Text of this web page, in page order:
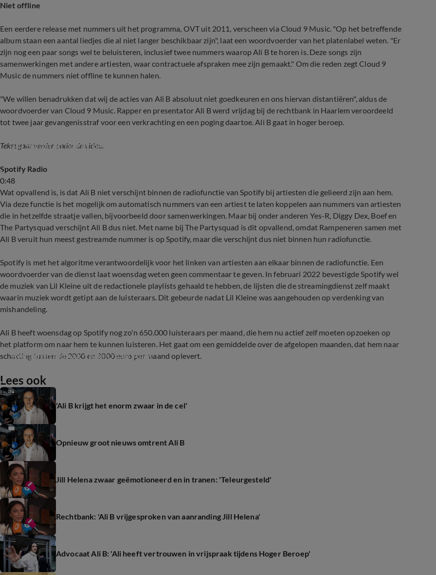
Niet offline
Een eerdere release met nummers uit het programma, OVT uit 2011, verscheen via Cloud 9 Music. "Op het betreffende
album staan een aantal liedjes die al niet langer beschikbaar zijn", laat een woordvoerder van het platenlabel weten. "Er
zijn nog een paar songs wel te beluisteren, inclusief twee nummers waarop Ali B te horen is. Deze songs zijn
samenwerkingen met andere artiesten, waar contractuele afspraken mee zijn gemaakt." Om die reden zegt Cloud 9
Music de nummers niet offline te kunnen halen.
"We willen benadrukken dat wij de acties van Ali B absoluut niet goedkeuren en ons hiervan distantiëren", aldus de
woordvoerder van Cloud 9 Music. Rapper en presentator Ali B werd vrijdag bij de rechtbank in Haarlem veroordeeld
tot twee jaar gevangenisstraf voor een verkrachting en een poging daartoe. Ali B gaat in hoger beroep.
Tekst gaat verder onder de video.
0:48
Ali B gaat in hoger beroep na veroordeling
Spotify Radio
Wat opvallend is, is dat Ali B niet verschijnt binnen de radiofunctie van Spotify bij artiesten die gelieerd zijn aan hem.
Via deze functie is het mogelijk om automatisch nummers van een artiest te laten koppelen aan nummers van artiesten
die in hetzelfde straatje vallen, bijvoorbeeld door samenwerkingen. Maar bij onder anderen Yes-R, Diggy Dex, Boef en
The Partysquad verschijnt Ali B dus niet. Met name bij The Partysquad is dit opvallend, omdat Rampeneren samen met
Ali B veruit hun meest gestreamde nummer is op Spotify, maar die verschijnt dus niet binnen hun radiofunctie.
Spotify is met het algoritme verantwoordelijk voor het linken van artiesten aan elkaar binnen de radiofunctie. Een
woordvoerder van de dienst laat woensdag weten geen commentaar te geven. In februari 2022 bevestigde Spotify wel
de muziek van Lil Kleine uit de redactionele playlists gehaald te hebben, de lijsten die de streamingdienst zelf maakt
waarin muziek wordt getipt aan de luisteraars. Dit gebeurde nadat Lil Kleine was aangehouden op verdenking van
mishandeling.
Ali B heeft woensdag op Spotify nog zo'n 650.000 luisteraars per maand, die hem nu actief zelf moeten opzoeken op
het platform om naar hem te kunnen luisteren. Het gaat om een gemiddelde over de afgelopen maanden, dat hem naar
schatting tussen de 2000 en 3000 euro per maand oplevert.
1:38
Recap uitspraak zedenzaak Ali B
Lees ook
'Ali B krijgt het enorm zwaar in de cel'
Opnieuw groot nieuws omtrent Ali B
Jill Helena zwaar geëmotioneerd en in tranen: 'Teleurgesteld'
Rechtbank: 'Ali B vrijgesproken van aanranding Jill Helena'
Advocaat Ali B: 'Ali heeft vertrouwen in vrijspraak tijdens Hoger Beroep'